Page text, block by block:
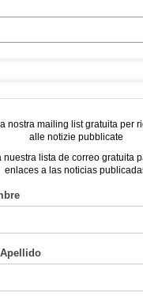
nostra mailing list gratuita per
alle notizie pubblicate
nuestra lista de correo gratuita
enlaces a las noticias